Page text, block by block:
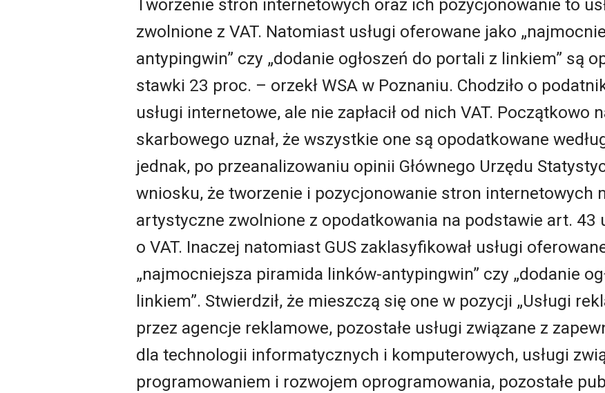
Tworzenie stron internetowych oraz ich pozycjonowanie to
zwolnione z VAT. Natomiast usługi oferowane jako
antypingwin” czy „dodanie ogłoszeń do portali z linkiem” są
stawki 23 proc. – orzekł WSA w Poznaniu. Chodziło o
usługi internetowe, ale nie zapłacił od nich VAT. Początkowo
skarbowego uznał, że wszystkie one są opodatkowane
jednak, po przeanalizowaniu opinii Głównego Urzędu
wniosku, że tworzenie i pozycjonowanie stron internetowych
artystyczne zwolnione z opodatkowania na podstawie art. 43
o VAT. Inaczej natomiast GUS zaklasyfikował usługi
„najmocniejsza piramida linków-antypingwin” czy „dodanie
linkiem”. Stwierdził, że mieszczą się one w pozycji „Usługi
przez agencje reklamowe, pozostałe usługi związane z
dla technologii informatycznych i komputerowych, usługi
programowaniem i rozwojem oprogramowania, pozostałe